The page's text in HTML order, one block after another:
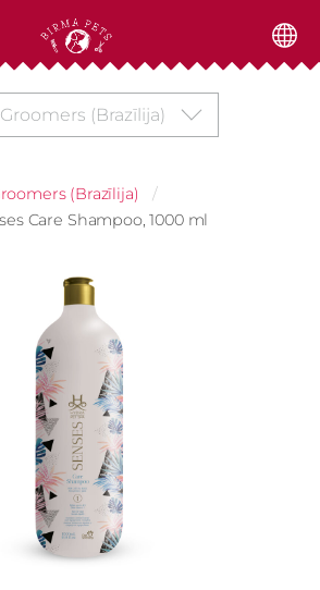
(Brazīlija)
(Brazīlija)
Care Shampoo, 1000 ml